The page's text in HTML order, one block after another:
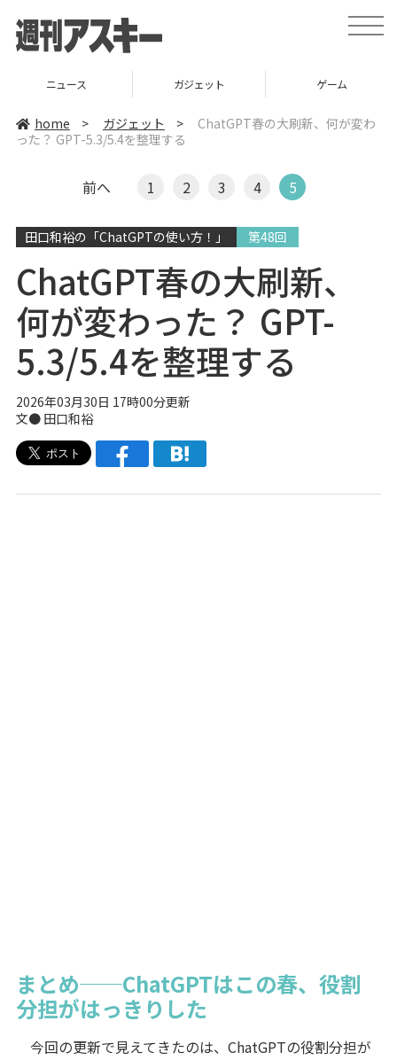
t
o
v
ニュース ガジェット ゲーム
home > ガジェット >
ChatGPT春の大刷新、何が変わ
った？ GPT-5.3/5.4を整理する
前へ 1 2 3 4 5
田口和裕の「ChatGPTの使い方！」 第48回
ChatGPT春の大刷新、
何が変わった？ GPT-
5.3/5.4を整理する
2026年03月30日 17時00分更新
文● 田口和裕
まとめ──ChatGPTはこの春、役割
分担がはっきりした
今回の更新で見えてきたのは、ChatGPTの役割分担が